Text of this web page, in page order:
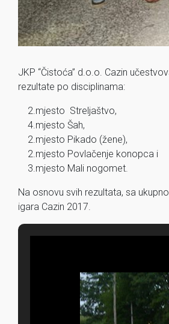
JKP “Čistoća” d.o.o. Cazin
rezultate po disciplinama:
2.mjesto Streljaštvo,
4.mjesto Šah,
2.mjesto Pikado (žene),
2.mjesto Povlačenje konopca i
3.mjesto Mali nogomet.
Na osnovu svih rezultata, sa
igara Cazin 2017.